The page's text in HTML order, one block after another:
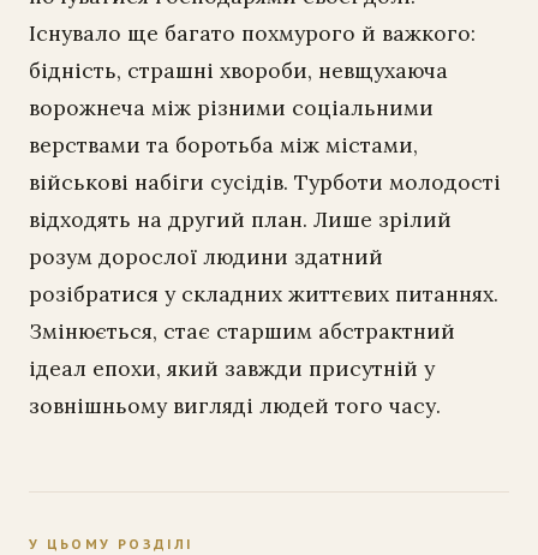
Існувало ще багато похмурого й важкого:
бідність, страшні хвороби, невщухаюча
ворожнеча між різними соціальними
верствами та боротьба між містами,
військові набіги сусідів. Турботи молодості
відходять на другий план. Лише зрілий
розум дорослої людини здатний
розібратися у складних життєвих питаннях.
Змінюється, стає старшим абстрактний
ідеал епохи, який завжди присутній у
зовнішньому вигляді людей того часу.
У ЦЬОМУ РОЗДІЛІ